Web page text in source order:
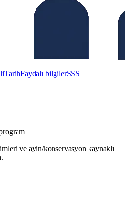
TarihFaydalı bilgilerSSS
ve ayin/konservasyon kaynaklı